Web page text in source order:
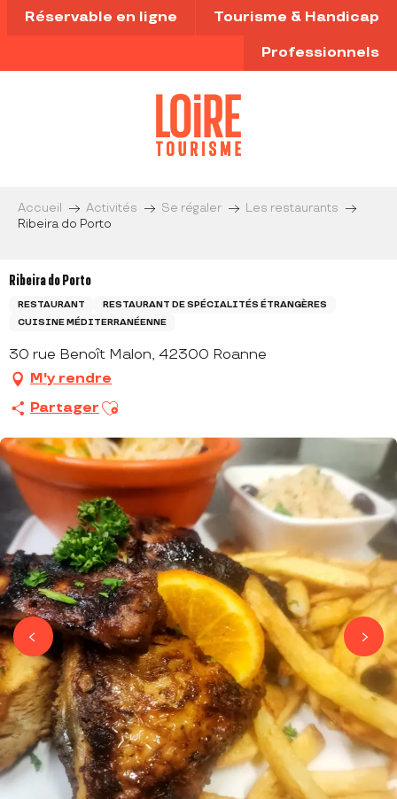
Aller
au
principal
Réservable en ligne Tourisme & Handicap
Professionnels
Accueil Activités Se régaler
Les restaurants
Ribeira do Porto
Ribeira do Porto
RESTAURANT
RESTAURANT DE SPÉCIALITÉS ÉTRANGÈRES
CUISINE MÉDITERRANÉENNE
30 rue Benoît Malon, 42300 Roanne
M'y rendre
Partager Ajouter aux favoris